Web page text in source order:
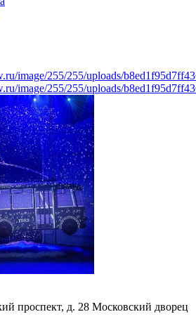
image/255/255/uploads/
image/255/255/uploads/
проспект, д. 28 Московский дворец